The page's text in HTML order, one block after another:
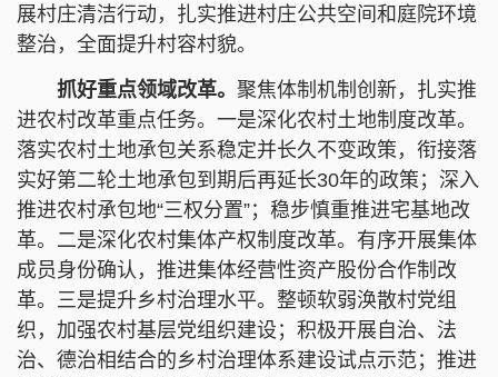
展村庄清洁行动，扎实推进村庄公共空间和庭院环境
整治，全面提升村容村貌。
抓好重点领域改革。 聚焦体制机制创新，扎实推
进农村改革重点任务。一是深化农村土地制度改革。
落实农村土地承包关系稳定并长久不变政策，衔接落
实好第二轮土地承包到期后再延长30年的政策；深入
推进农村承包地“三权分置”；稳步慎重推进宅基地改
革。二是深化农村集体产权制度改革。有序开展集体
成员身份确认，推进集体经营性资产股份合作制改
革。三是提升乡村治理水平。整顿软弱涣散村党组
织，加强农村基层党组织建设；积极开展自治、法
治、德治相结合的乡村治理体系建设试点示范；推进